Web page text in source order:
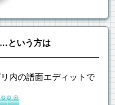
という方は
内の譜面エディットで